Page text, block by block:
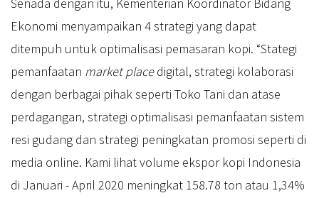
Ekonomi menyampaikan 4 strategi yang dapat
ditempuh untuk optimalisasi pemasaran kopi. “Stategi
pemanfaatan market placedigital, strategi kolaborasi
dengan berbagai pihak seperti Toko Tani dan atase
perdagangan, strategi optimalisasi pemanfaatan sistem
resi gudang dan strategi peningkatan promosi seperti di
media online. Kami lihat volume ekspor kopi Indonesia
di Januari - April 2020 meningkat 158.78 ton atau 1,34%